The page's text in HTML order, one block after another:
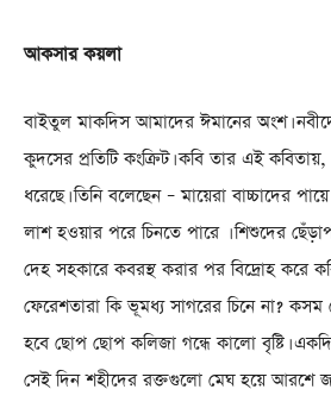
আকসার কয়লা
বাইতুল মাকদিস আমাদের ঈমানের অংশ।
কুদসের প্রতিটি কংক্রিট। কবি তার এই কবিতায়,
ধরেছে। তিনি বলেছেন – মায়েরা বাচ্চাদের
লাশ হওয়ার পরে চিনতে পারে । শিশুদের
দেহ সহকারে কবরস্থ করার পর বিদ্রোহ করে
ফেরেশতারা কি ভূমধ্য সাগরের চিনে না? কসম
হবে ছোপ ছোপ কলিজা গন্ধে কালো বৃষ্টি।
সেই দিন শহীদের রক্তগুলো মেঘ হয়ে আরশে